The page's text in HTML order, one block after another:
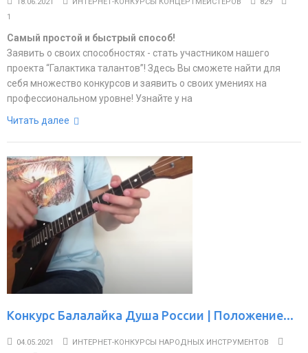
1
Самый простой и быстрый способ!
Заявить о своих способностях - стать участником нашего
проекта “Галактика талантов”! Здесь Вы сможете найти для
себя множество конкурсов и заявить о своих умениях на
профессиональном уровне! Узнайте у на
Читать далее
Конкурс Балалайка Душа России | Положение...
04.05.2021
ИНТЕРНЕТ-КОНКУРСЫ НАРОДНЫХ ИНСТРУМЕНТОВ